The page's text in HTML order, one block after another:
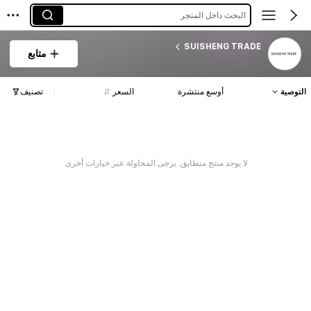
البحث داخل المتجر
SUISHENG TRADE
متابع
التوصية أوسع منتشرة السعر تصنيف
لا يوجد منتج متطابق. يرجى المحاولة عبر خيارات أخرى.